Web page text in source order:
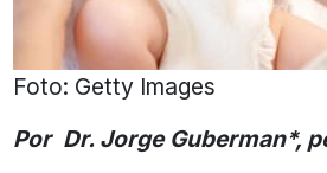
Foto: Getty Images
Por Dr. Jorge Guberman*,